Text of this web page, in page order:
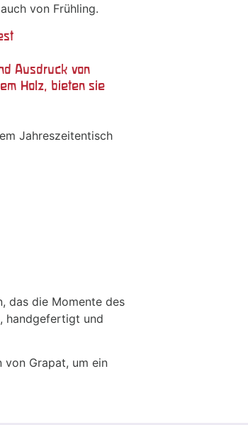
von Frühling.
Ausdruck von
Holz, bieten sie
Jahreszeitentisch
das die Momente des
handgefertigt und
von Grapat, um ein